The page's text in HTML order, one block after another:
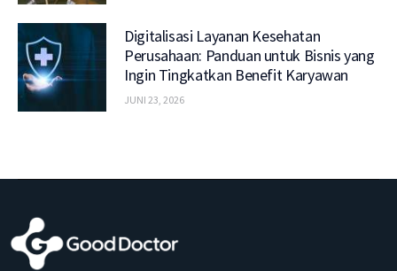
Digitalisasi Layanan Kesehatan
Perusahaan: Panduan untuk Bisnis yang
Ingin Tingkatkan Benefit Karyawan
JUNI 23, 2026